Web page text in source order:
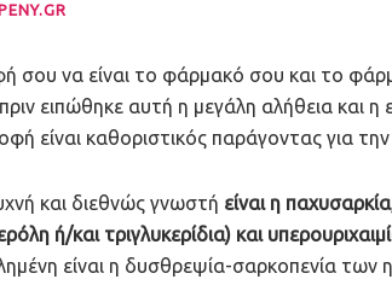
σου να είναι το φάρμακό σου και το
ειπώθηκε αυτή η μεγάλη αλήθεια και η
είναι καθοριστικός παράγοντας για
και διεθνώς γνωστή είναι η
ή/και τριγλυκερίδια) και
είναι η δυσθρεψία-σαρκοπενία των